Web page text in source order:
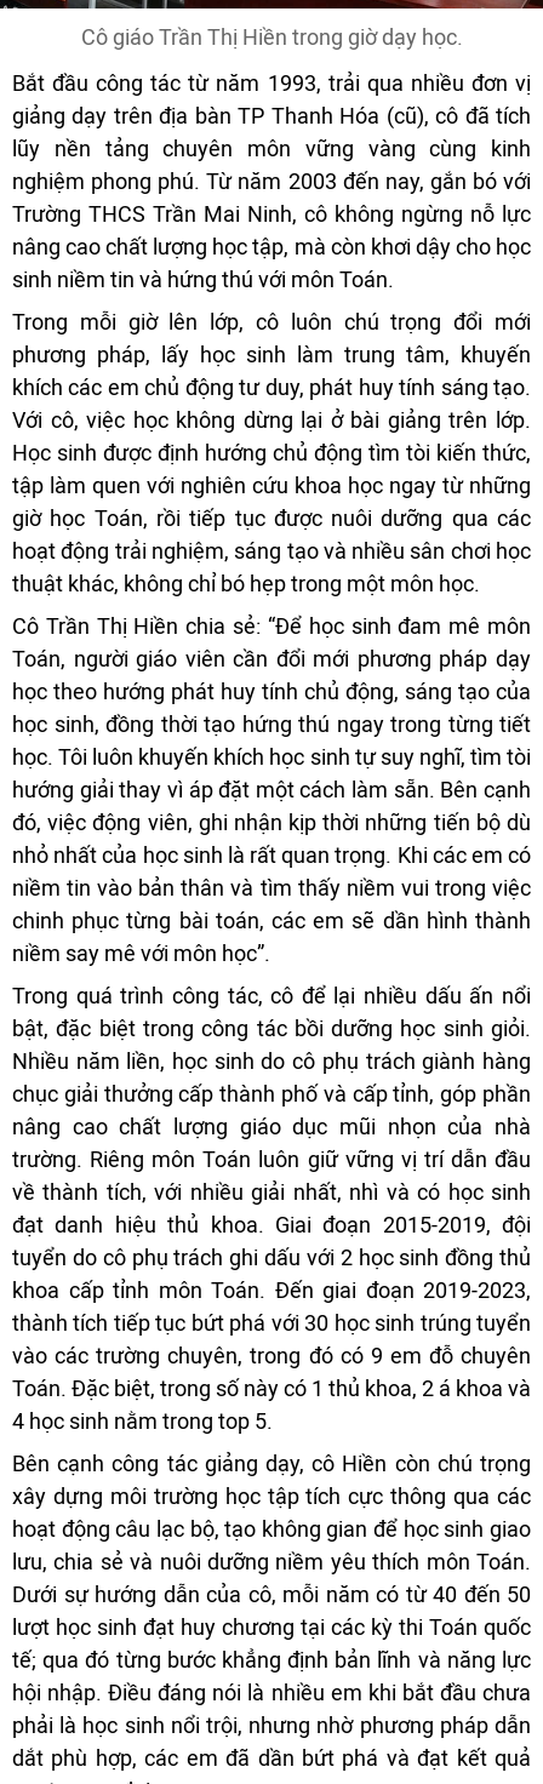
Cô giáo Trần Thị Hiền trong giờ dạy học.
Bắt đầu công tác từ năm 1993, trải qua nhiều đơn vị
giảng dạy trên địa bàn TP Thanh Hóa (cũ), cô đã tích
lũy nền tảng chuyên môn vững vàng cùng kinh
nghiệm phong phú. Từ năm 2003 đến nay, gắn bó với
Trường THCS Trần Mai Ninh, cô không ngừng nỗ lực
nâng cao chất lượng học tập, mà còn khơi dậy cho học
sinh niềm tin và hứng thú với môn Toán.
Trong mỗi giờ lên lớp, cô luôn chú trọng đổi mới
phương pháp, lấy học sinh làm trung tâm, khuyến
khích các em chủ động tư duy, phát huy tính sáng tạo.
Với cô, việc học không dừng lại ở bài giảng trên lớp.
Học sinh được định hướng chủ động tìm tòi kiến thức,
tập làm quen với nghiên cứu khoa học ngay từ những
giờ học Toán, rồi tiếp tục được nuôi dưỡng qua các
hoạt động trải nghiệm, sáng tạo và nhiều sân chơi học
thuật khác, không chỉ bó hẹp trong một môn học.
Cô Trần Thị Hiền chia sẻ: “Để học sinh đam mê môn
Toán, người giáo viên cần đổi mới phương pháp dạy
học theo hướng phát huy tính chủ động, sáng tạo của
học sinh, đồng thời tạo hứng thú ngay trong từng tiết
học. Tôi luôn khuyến khích học sinh tự suy nghĩ, tìm tòi
hướng giải thay vì áp đặt một cách làm sẵn. Bên cạnh
đó, việc động viên, ghi nhận kịp thời những tiến bộ dù
nhỏ nhất của học sinh là rất quan trọng. Khi các em có
niềm tin vào bản thân và tìm thấy niềm vui trong việc
chinh phục từng bài toán, các em sẽ dần hình thành
niềm say mê với môn học”.
Trong quá trình công tác, cô để lại nhiều dấu ấn nổi
bật, đặc biệt trong công tác bồi dưỡng học sinh giỏi.
Nhiều năm liền, học sinh do cô phụ trách giành hàng
chục giải thưởng cấp thành phố và cấp tỉnh, góp phần
nâng cao chất lượng giáo dục mũi nhọn của nhà
trường. Riêng môn Toán luôn giữ vững vị trí dẫn đầu
về thành tích, với nhiều giải nhất, nhì và có học sinh
đạt danh hiệu thủ khoa. Giai đoạn 2015-2019, đội
tuyển do cô phụ trách ghi dấu với 2 học sinh đồng thủ
khoa cấp tỉnh môn Toán. Đến giai đoạn 2019-2023,
thành tích tiếp tục bứt phá với 30 học sinh trúng tuyển
vào các trường chuyên, trong đó có 9 em đỗ chuyên
Toán. Đặc biệt, trong số này có 1 thủ khoa, 2 á khoa và
4 học sinh nằm trong top 5.
Bên cạnh công tác giảng dạy, cô Hiền còn chú trọng
xây dựng môi trường học tập tích cực thông qua các
hoạt động câu lạc bộ, tạo không gian để học sinh giao
lưu, chia sẻ và nuôi dưỡng niềm yêu thích môn Toán.
Dưới sự hướng dẫn của cô, mỗi năm có từ 40 đến 50
lượt học sinh đạt huy chương tại các kỳ thi Toán quốc
tế; qua đó từng bước khẳng định bản lĩnh và năng lực
hội nhập. Điều đáng nói là nhiều em khi bắt đầu chưa
phải là học sinh nổi trội, nhưng nhờ phương pháp dẫn
dắt phù hợp, các em đã dần bứt phá và đạt kết quả